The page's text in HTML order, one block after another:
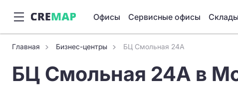
Офисы Сервисные офисы Склады
Главная Бизнес-центры БЦ Смольная 24А
БЦ Смольная 24А в